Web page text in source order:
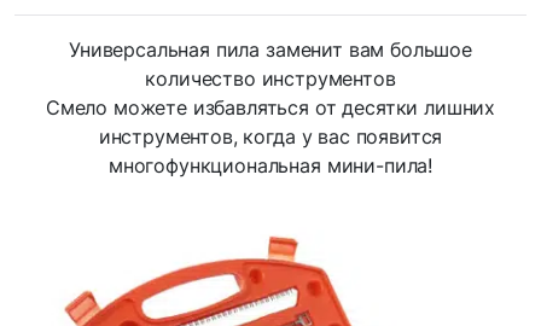
Универсальная пила заменит вам большое
количество инструментов
Смело можете избавляться от десятки лишних
инструментов, когда у вас появится
многофункциональная мини-пила!